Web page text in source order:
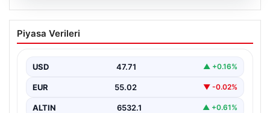
Ahmet Metin Genç’in forma
kampanyasıyla ilgili belediyeden
Piyasa Verileri
USD 47.71 ▲ +0.16%
EUR 55.02 ▼ -0.02%
ALTIN 6532.1 ▲ +0.61%